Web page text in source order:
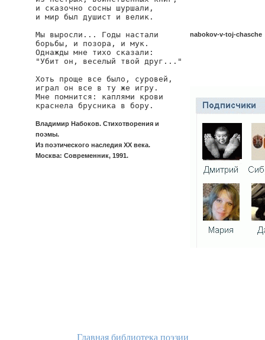
и сказочно сосны шуршали,
и мир был душист и велик.
Мы выросли... Годы настали
борьбы, и позора, и мук.
Однажды мне тихо сказали:
"Убит он, веселый твой друг..."
Хоть проще все было, суровей,
играл он все в ту же игру.
Мне помнится: каплями крови
краснела брусника в бору.
Владимир Набоков. Стихотворения и
поэмы.
Из поэтического наследия XX века.
Москва: Современник, 1991.
nabokov-v-toj-chasche
Главная библиотека поэзии